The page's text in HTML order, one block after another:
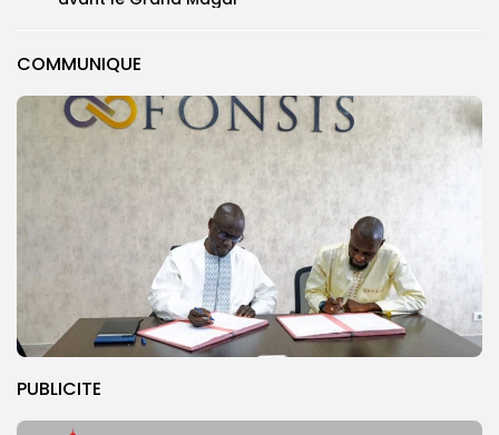
COMMUNIQUE
PUBLICITE